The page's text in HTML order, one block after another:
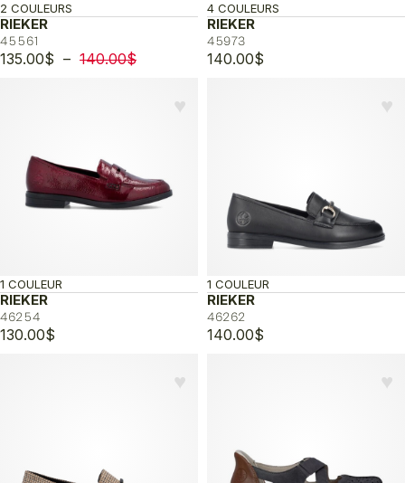
RIEKER
45561
2 COULEURS
135.00$ – 140.00$Plage
RIEKER
45973
4 COULEURS
140.00$
♥︎
RIEKER
46254
1 COULEUR
130.00$
♥︎
RIEKER
46262
1 COULEUR
140.00$
♥︎ ♥︎